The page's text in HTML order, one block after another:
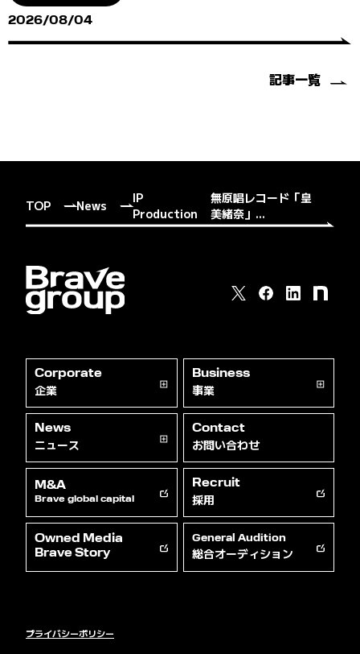
2026/08/04
記事一覧
TOP News
IP
Production
無原唱レコード「皇
美緒奈」...
Corporate
企業
Business
事業
News
ニュース
Contact
お問い合わせ
M&A
Brave global capital
Recruit
採用
Owned Media
Brave Story
General Audition
総合オーディション
プライバシーポリシー